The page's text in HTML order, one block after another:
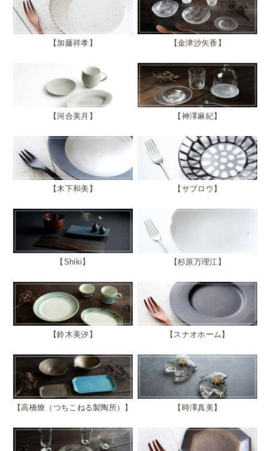
加藤祥孝 金津沙矢香
河合美月 神澤麻紀
木下和美 サブロウ
Shiki 杉原万理江
鈴木美汐 スナオホーム
高橋燎（つちこねる製陶所） 時澤真美